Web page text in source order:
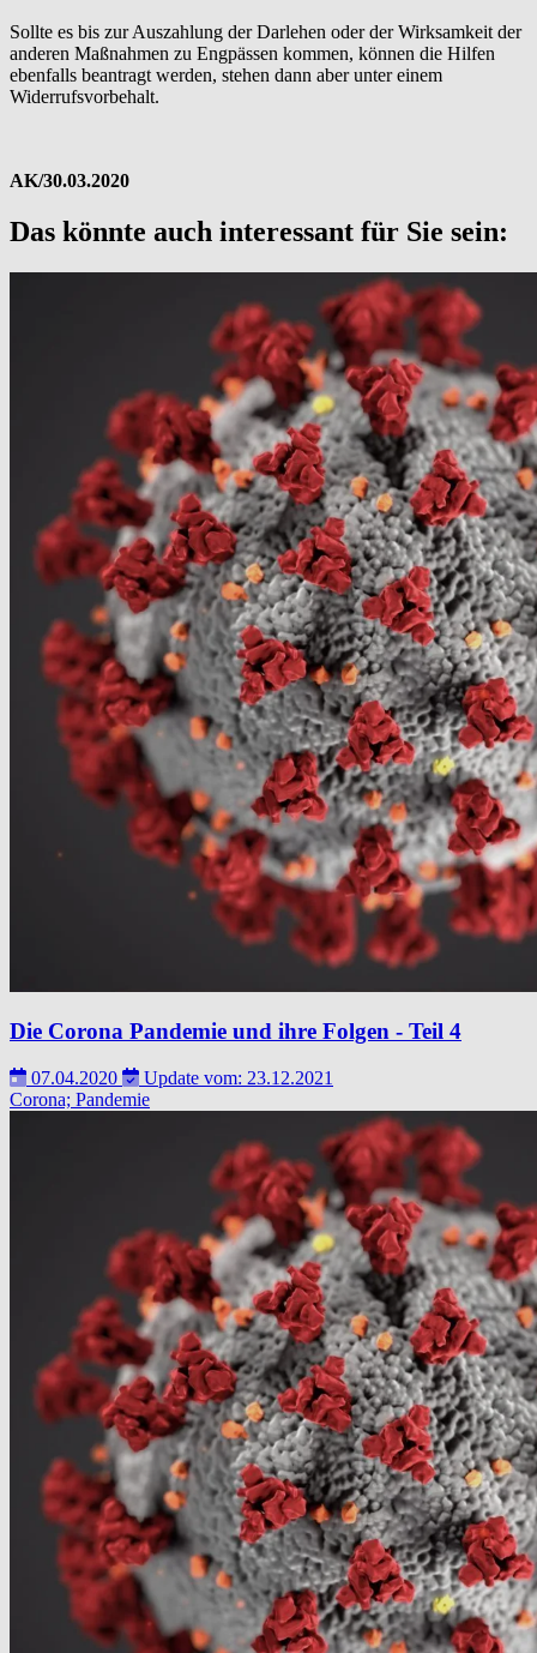
Sollte es bis zur Auszahlung der Darlehen oder der Wirksamkeit der
anderen Maßnahmen zu Engpässen kommen, können die Hilfen
ebenfalls beantragt werden, stehen dann aber unter einem
Widerrufsvorbehalt.
AK/30.03.2020
Das könnte auch interessant für Sie sein:
Die Corona Pandemie und ihre Folgen - Teil 4
07.04.2020
Update vom: 23.12.2021
Corona; Pandemie